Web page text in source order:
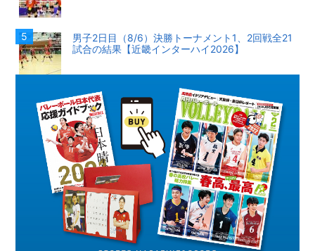
男子2日目（8/6）決勝トーナメント1、2回戦全21
試合の結果【近畿インターハイ2026】